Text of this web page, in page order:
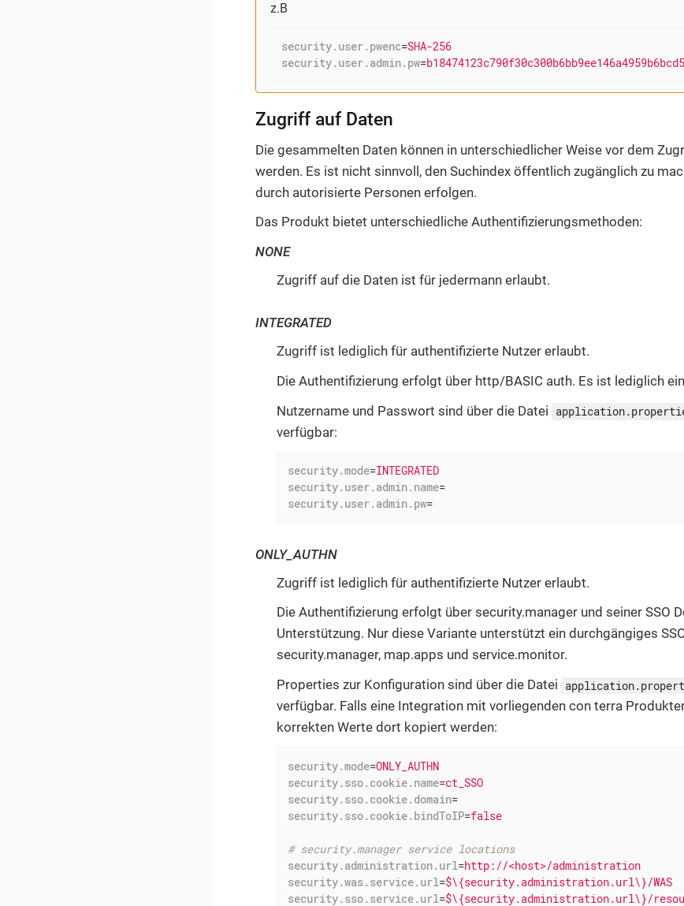
z.B
security.user.pwenc=SHA-256
security.user.admin.pw=
Zugriff auf Daten
Die gesammelten Daten können in unterschiedlicher Weise vor dem
werden. Es ist nicht sinnvoll, den Suchindex öffentlich zugänglich zu
durch autorisierte Personen erfolgen.
Das Produkt bietet unterschiedliche Authentifizierungsmethoden:
NONE
Zugriff auf die Daten ist für jedermann erlaubt.
INTEGRATED
Zugriff ist lediglich für authentifizierte Nutzer erlaubt.
Die Authentifizierung erfolgt über http/BASIC auth. Es ist lediglich
Nutzername und Passwort sind über die Datei
verfügbar:
security.mode=INTEGRATED
security.user.admin.name=
security.user.admin.pw=
ONLY_AUTHN
Zugriff ist lediglich für authentifizierte Nutzer erlaubt.
Die Authentifizierung erfolgt über security.manager und seiner SSO
Unterstützung. Nur diese Variante unterstützt ein durchgängiges
security.manager, map.apps und service.monitor.
Properties zur Konfiguration sind über die Datei
verfügbar. Falls eine Integration mit vorliegenden con terra
korrekten Werte dort kopiert werden:
security.mode=ONLY_AUTHN
security.sso.cookie.name=ct_SSO
security.sso.cookie.domain=
security.sso.cookie.bindToIP=false
# security.manager service locations
security.administration.url=http://<host>/administration
security.was.service.url=$\{security.administration.url\}/WAS
security.sso.service.url=$\{security.administration.url\}/